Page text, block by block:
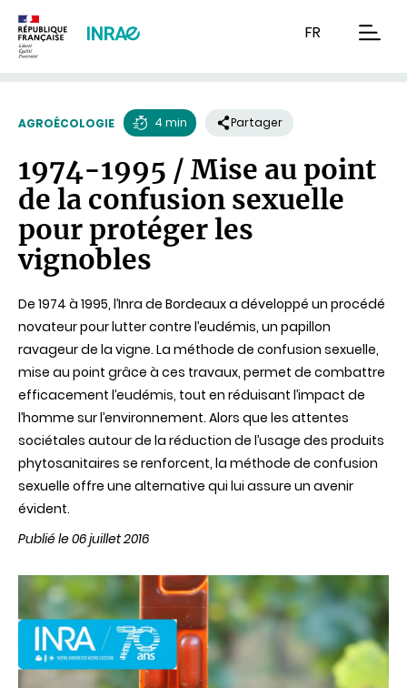
FR
AGROÉCOLOGIE
de
lecture
4 min Partager
1974-1995 / Mise au point
de la confusion sexuelle
pour protéger les
vignobles
De 1974 à 1995, l’Inra de Bordeaux a développé un procédé
novateur pour lutter contre l’eudémis, un papillon
ravageur de la vigne. La méthode de confusion sexuelle,
mise au point grâce à ces travaux, permet de combattre
efficacement l’eudémis, tout en réduisant l’impact de
l’homme sur l’environnement. Alors que les attentes
sociétales autour de la réduction de l’usage des produits
phytosanitaires se renforcent, la méthode de confusion
sexuelle offre une alternative qui lui assure un avenir
évident.
Publié le 06 juillet 2016